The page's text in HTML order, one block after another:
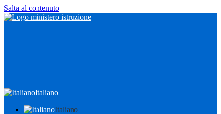
Salta al contenuto
Italiano
Italiano